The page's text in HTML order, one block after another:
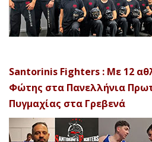
Santorinis Fighters : Με 12
Φώτης στα Πανελλήνια
Πυγμαχίας στα Γρεβενά